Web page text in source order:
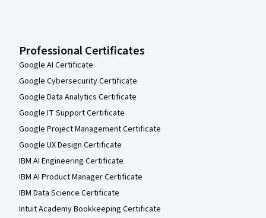
Professional Certificates
Google AI Certificate
Google Cybersecurity Certificate
Google Data Analytics Certificate
Google IT Support Certificate
Google Project Management Certificate
Google UX Design Certificate
IBM AI Engineering Certificate
IBM AI Product Manager Certificate
IBM Data Science Certificate
Intuit Academy Bookkeeping Certificate